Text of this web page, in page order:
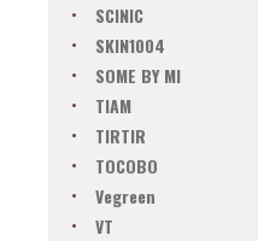
SCINIC
SKIN1004
SOME BY MI
TIAM
TIRTIR
TOCOBO
Vegreen
VT